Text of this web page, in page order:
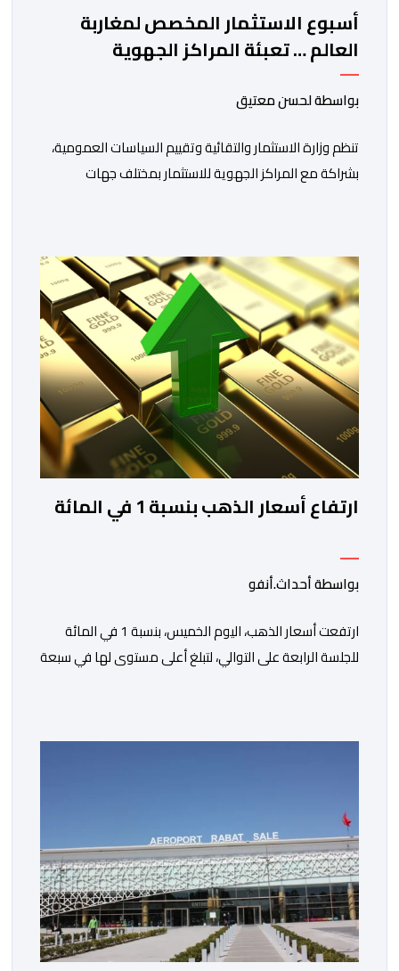
أسبوع الاستثمار المخصص لمغاربة
العالم … تعبئة المراكز الجهوية
للاستثمار لمواكبة مشاريع مغاربة
العالم
بواسطة لحسن معتيق
تنظم وزارة الاستثمار والتقائية وتقييم السياسات العمومية،
بشراكة مع المراكز الجهوية للاستثمار بمختلف جهات
تهدف هذه المبادرة إلى تمكين مغاربة العالم من الاطلاع
على فرص الاستثمار المتاحة بمختلف جهات المملكة،
والاستفادة من مواكبة عن قرب تساعدهم […]
ارتفاع أسعار الذهب بنسبة 1 في المائة
بواسطة أحداث.أنفو
ارتفعت أسعار الذهب، اليوم الخميس، بنسبة 1 في المائة
للجلسة الرابعة على التوالي، لتبلغ أعلى مستوى لها في سبعة
بنسبة 1 في المائة إلى 4285,69 دولارا للأوقية، مسجلا أعلى